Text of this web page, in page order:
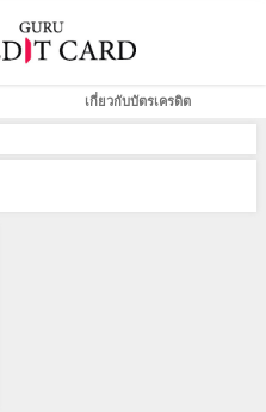
เกี่ยวกับบัตรเครดิต